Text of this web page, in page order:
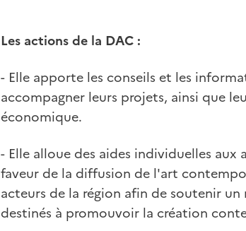
Les actions de la DAC :
- Elle apporte les conseils et les
accompagner leurs projets, ainsi que
économique.
- Elle alloue des aides individuelles
faveur de la diffusion de l'art
acteurs de la région afin de soutenir
destinés à promouvoir la création